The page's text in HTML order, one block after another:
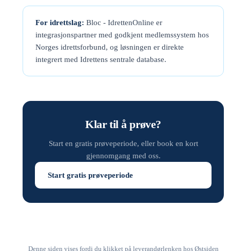
For idrettslag: Bloc - IdrettenOnline er
integrasjonspartner med godkjent medlemssystem hos
Norges idrettsforbund, og løsningen er direkte
integrert med Idrettens sentrale database.
Klar til å prøve?
Start en gratis prøveperiode, eller book en kort
gjennomgang med oss.
Start gratis prøveperiode
Denne siden vises fordi du klikket på leverandørlenken hos Østsiden